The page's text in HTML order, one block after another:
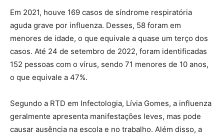
Em 2021, houve 169 casos de síndrome respiratória
aguda grave por influenza. Desses, 58 foram em
menores de idade, o que equivale a quase um terço dos
casos. Até 24 de setembro de 2022, foram identificadas
152 pessoas com o vírus, sendo 71 menores de 10 anos,
o que equivale a 47%.
Segundo a RTD em Infectologia, Lívia Gomes, a influenza
geralmente apresenta manifestações leves, mas pode
causar ausência na escola e no trabalho. Além disso, a